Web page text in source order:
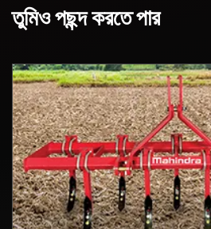
তুমিও পছন্দ করতে পার